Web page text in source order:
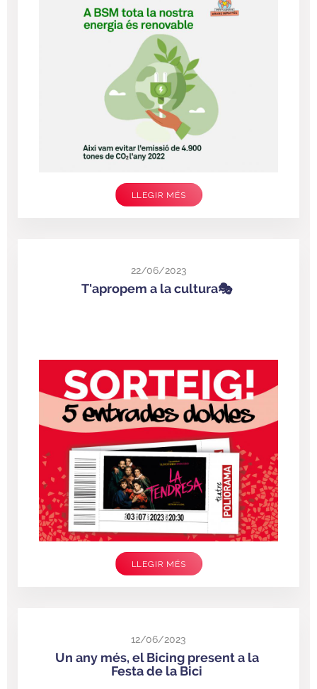
LLEGIR MÉS
22/06/2023
T'apropem a la cultura🎭
LLEGIR MÉS
12/06/2023
Un any més, el Bicing present a la
Festa de la Bici